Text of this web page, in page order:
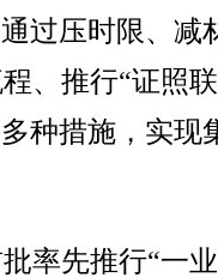
过压时限、减
、推行“证照
种措施，实现
率先推行“一